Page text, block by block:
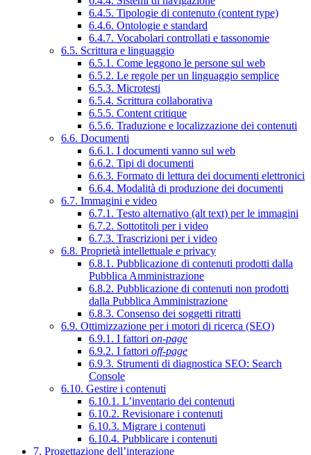
6.4.5. Tipologie di contenuto (content type)
6.4.6. Ontologie e standard
6.4.7. Vocabolari controllati e tassonomie
6.5. Scrittura e linguaggio
6.5.1. Come leggono le persone sul web
6.5.2. Le regole per un linguaggio semplice
6.5.3. Microtesti
6.5.4. Scrittura collaborativa
6.5.5. Content critique
6.5.6. Traduzione e localizzazione dei contenuti
6.6. Documenti
6.6.1. I documenti vanno sul web
6.6.2. Tipi di documenti
6.6.3. Formato di lettura dei documenti elettronici
6.6.4. Modalità di produzione dei documenti
6.7. Immagini e video
6.7.1. Testo alternativo (alt text) per le immagini
6.7.2. Sottotitoli per i video
6.7.3. Trascrizioni per i video
6.8. Proprietà intellettuale e privacy
6.8.1. Pubblicazione di contenuti prodotti dalla
Pubblica Amministrazione
6.8.2. Pubblicazione di contenuti non prodotti
dalla Pubblica Amministrazione
6.8.3. Consenso dei soggetti ritratti
6.9. Ottimizzazione per i motori di ricerca (SEO)
6.9.1. I fattori on-page
6.9.2. I fattori off-page
6.9.3. Strumenti di diagnostica SEO: Search
Console
6.10. Gestire i contenuti
6.10.1. L’inventario dei contenuti
6.10.2. Revisionare i contenuti
6.10.3. Migrare i contenuti
6.10.4. Pubblicare i contenuti
7. Progettazione dell’interazione